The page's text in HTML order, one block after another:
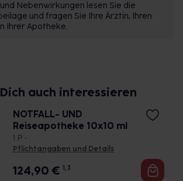
Nebenwirkungen lesen Sie die
und fragen Sie Ihre Ärztin, Ihren
Ihrer Apotheke.
auch interessieren
NOTFALL- UND
Reiseapotheke 10x10 ml
1 P •
Pflichtangaben und Details
124,90 € 1, 3